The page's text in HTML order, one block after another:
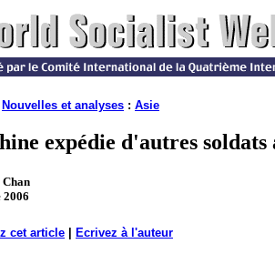
Nouvelles et analyses : Asie
expédie d'autres soldats
2006
cet article Ecrivez à l'auteur